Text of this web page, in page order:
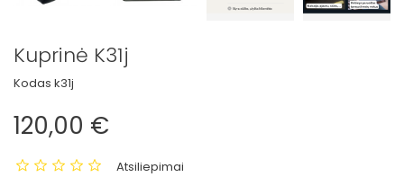
Kuprinė K31j
Kodas k31j
120,00 €
Atsiliepimai